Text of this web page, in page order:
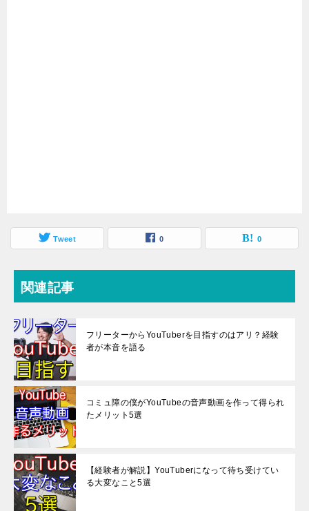
Tweet 0 0
関連記事
フリーターからYouTuberを目指すのはアリ？経験
者が本音を語る
コミュ障の僕がYouTubeの音声動画を作って得られ
たメリット5選
【経験者が解説】YouTuberになって待ち受けてい
る大変なこと5選